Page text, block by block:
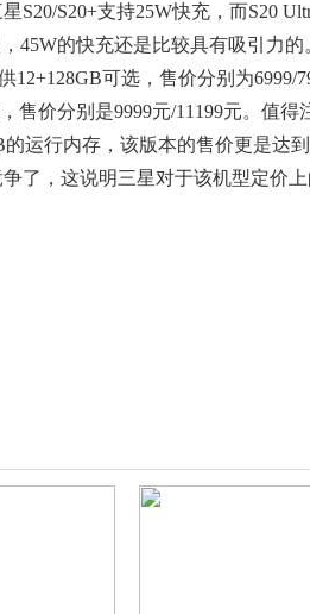
S20/S20+支持25W快充，而S20
45W的快充还是比较具有吸引力的
可选，售价分别为6999/
售价分别是9999元/11199元。值得
运行内存，该版本的售价更是达
了，这说明三星对于该机型定价